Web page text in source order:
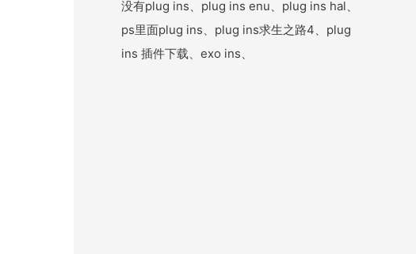
没有plug ins、plug ins enu、plug ins hal、
ps里面plug ins、plug ins求生之路4、plug
ins 插件下载、exo ins、